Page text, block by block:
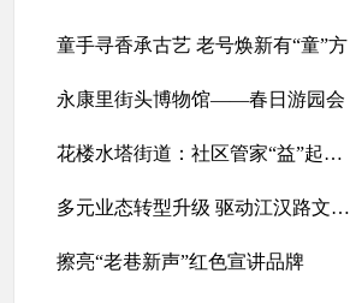
童手寻香承古艺 老号焕新有“童”方
永康里街头博物馆——春日游园会
花楼水塔街道：社区管家“益”起来“针心针意”送温暖
多元业态转型升级 驱动江汉路文商旅融合发展
擦亮“老巷新声”红色宣讲品牌